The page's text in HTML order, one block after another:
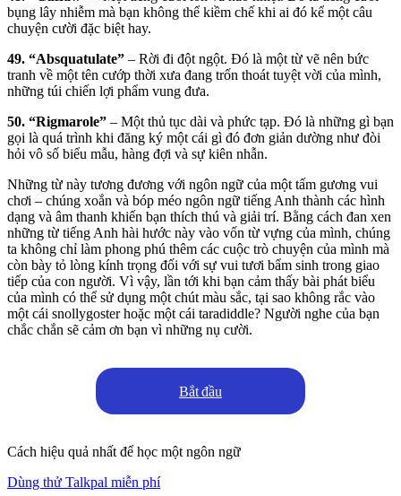
bụng lây nhiễm mà bạn không thể kiềm chế khi ai đó kể một câu
chuyện cười đặc biệt hay.
49. “Absquatulate” – Rời đi đột ngột. Đó là một từ vẽ nên bức
tranh về một tên cướp thời xưa đang trốn thoát tuyệt vời của mình,
những túi chiến lợi phẩm vung đưa.
50. “Rigmarole” – Một thủ tục dài và phức tạp. Đó là những gì bạn
gọi là quá trình khi đăng ký một cái gì đó đơn giản dường như đòi
hỏi vô số biểu mẫu, hàng đợi và sự kiên nhẫn.
Những từ này tương đương với ngôn ngữ của một tấm gương vui
chơi – chúng xoắn và bóp méo ngôn ngữ tiếng Anh thành các hình
dạng và âm thanh khiến bạn thích thú và giải trí. Bằng cách đan xen
những từ tiếng Anh hài hước này vào vốn từ vựng của mình, chúng
ta không chỉ làm phong phú thêm các cuộc trò chuyện của mình mà
còn bày tỏ lòng kính trọng đối với sự vui tươi bẩm sinh trong giao
tiếp của con người. Vì vậy, lần tới khi bạn cảm thấy bài phát biểu
của mình có thể sử dụng một chút màu sắc, tại sao không rắc vào
một cái snollygoster hoặc một cái taradiddle? Người nghe của bạn
chắc chắn sẽ cảm ơn bạn vì những nụ cười.
Bắt đầu
Cách hiệu quả nhất để học một ngôn ngữ
Dùng thử Talkpal miễn phí